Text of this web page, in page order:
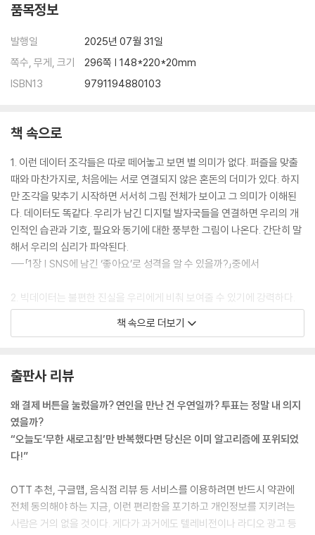
품목정보
발행일
2025년 07월 31일
쪽수, 무게, 크기
296쪽 | 148*220*20mm
ISBN13
9791194880103
책 속으로
1. 이런 데이터 조각들은 따로 떼어놓고 보면 별 의미가 없다. 퍼즐을 맞출
때와 마찬가지로, 처음에는 서로 연결되지 않은 혼돈의 더미가 있다. 하지
만 조각을 맞추기 시작하면 서서히 그림 전체가 보이고 그 의미가 이해된
다. 데이터도 똑같다. 우리가 남긴 디지털 발자국들을 연결하면 우리의 개
인적인 습관과 기호, 필요와 동기에 대한 풍부한 그림이 나온다. 간단히 말
해서 우리의 심리가 파악된다.
---「1장 | SNS에 남긴 ‘좋아요’로 성격을 알 수 있을까?」중에서
2. 빅데이터는 불편한 진실을 우리에게 비춰 보여줄 수 있기에 강력하다.
빅데이터는 다른 사람들의 삶을 들여다보는 창을 제공하며, 다른 방법으로
는 우리가 접근할 수 없을 관점을 우리에게 제공한다. 때로 이런 통찰은 유
설명 가능한 현실에 접근할 수 있다는 것은 시급한 사회 문제들을 판별하
고 변화에 대한 지지를 이끌어낼 기회가 된다.
---「2장 | 데이터는 정체성을 사냥하는 완벽한 장소다」중에서
3. GPS 기록을 활용해서 이 모든 증상을 속속들이 파악할 수는 없지만, 일
들고 집에서 보내는 시간이 길어질 것이다. 흥미와 즐거움의 상실? 방문하
는 장소가 줄어들고 일주일의 루틴이 바뀔 것이다. 정확히 이것이 뮐러와
내 연구에서 얻은 결과였고, 다른 연구자들이 얻은 결과도 동일했다. 우울
책 속으로 더보기
출판사 리뷰
왜 결제 버튼을 눌렀을까? 연인을 만난 건 우연일까? 투표는 정말 내 의지
였을까?
“오늘도‘무한 새로고침’만 반복했다면 당신은 이미 알고리즘에 포위되었
다!”
OTT 추천, 구글맵, 음식점 리뷰 등 서비스를 이용하려면 반드시 약관에
전체 동의해야 하는 지금, 이런 편리함을 포기하고 개인정보를 지키려는
사람은 거의 없을 것이다. 게다가 과거에도 텔레비전이나 라디오 광고 등